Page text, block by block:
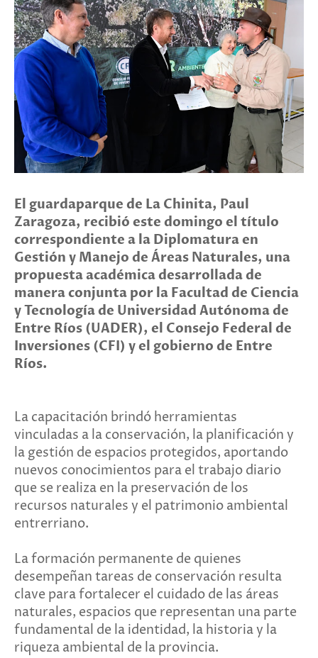
El guardaparque de La Chinita, Paul
Zaragoza, recibió este domingo el título
correspondiente a la Diplomatura en
Gestión y Manejo de Áreas Naturales, una
propuesta académica desarrollada de
manera conjunta por la Facultad de Ciencia
y Tecnología de Universidad Autónoma de
Entre Ríos (UADER), el Consejo Federal de
Inversiones (CFI) y el gobierno de Entre
Ríos.
La capacitación brindó herramientas
vinculadas a la conservación, la planificación y
la gestión de espacios protegidos, aportando
nuevos conocimientos para el trabajo diario
que se realiza en la preservación de los
recursos naturales y el patrimonio ambiental
entrerriano.
La formación permanente de quienes
desempeñan tareas de conservación resulta
clave para fortalecer el cuidado de las áreas
naturales, espacios que representan una parte
fundamental de la identidad, la historia y la
riqueza ambiental de la provincia.